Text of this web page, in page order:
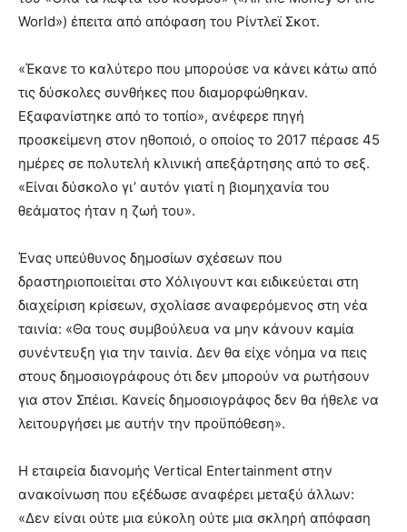
World») έπειτα από απόφαση του Ρίντλεϊ Σκοτ.
«Έκανε το καλύτερο που μπορούσε να κάνει κάτω από
τις δύσκολες συνθήκες που διαμορφώθηκαν.
Εξαφανίστηκε από το τοπίο», ανέφερε πηγή
προσκείμενη στον ηθοποιό, ο οποίος το 2017 πέρασε 45
ημέρες σε πολυτελή κλινική απεξάρτησης από το σεξ.
«Είναι δύσκολο γι’ αυτόν γιατί η βιομηχανία του
θεάματος ήταν η ζωή του».
Ένας υπεύθυνος δημοσίων σχέσεων που
δραστηριοποιείται στο Χόλιγουντ και ειδικεύεται στη
διαχείριση κρίσεων, σχολίασε αναφερόμενος στη νέα
ταινία: «Θα τους συμβούλευα να μην κάνουν καμία
συνέντευξη για την ταινία. Δεν θα είχε νόημα να πεις
στους δημοσιογράφους ότι δεν μπορούν να ρωτήσουν
για στον Σπέισι. Κανείς δημοσιογράφος δεν θα ήθελε να
λειτουργήσει με αυτήν την προϋπόθεση».
Η εταιρεία διανομής Vertical Entertainment στην
ανακοίνωση που εξέδωσε αναφέρει μεταξύ άλλων:
«Δεν είναι ούτε μια εύκολη ούτε μια σκληρή απόφαση